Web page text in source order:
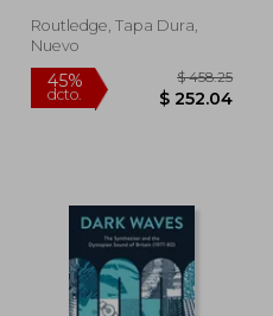
Routledge, Tapa Dura,
Nuevo